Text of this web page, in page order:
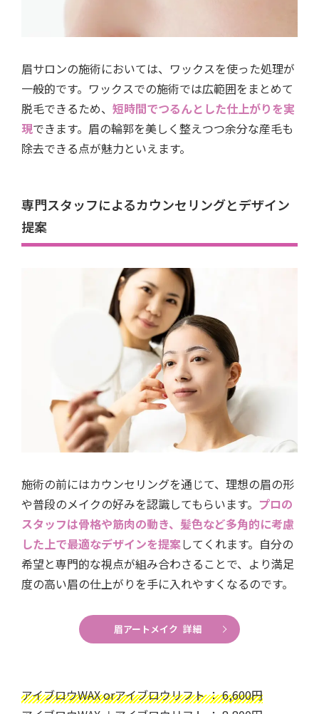
眉サロンの施術においては、ワックスを使った処理が
一般的です。ワックスでの施術では広範囲をまとめて
脱毛できるため、 短時間でつるんとした仕上がりを実
現できます。眉の輪郭を美しく整えつつ余分な産毛も
除去できる点が魅力といえます。
専門スタッフによるカウンセリングとデザイン
提案
施術の前にはカウンセリングを通じて、理想の眉の形
や普段のメイクの好みを認識してもらいます。 プロの
スタッフは骨格や筋肉の動き、髪色など多角的に考慮
した上で最適なデザインを提案してくれます。自分の
希望と専門的な視点が組み合わさることで、より満足
度の高い眉の仕上がりを手に入れやすくなるのです。
眉アートメイク 詳細
アイブロウWAX orアイブロウリフト ： 6,600円